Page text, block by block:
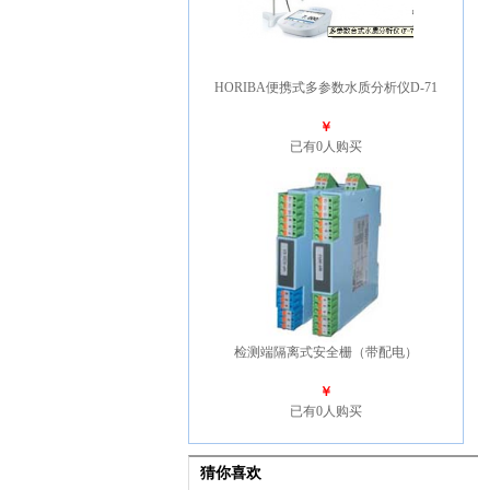
HORIBA便携式多参数水质分析仪D-71
￥
已有0人购买
检测端隔离式安全栅（带配电）
￥
已有0人购买
猜你喜欢